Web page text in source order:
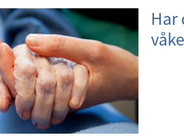
Har